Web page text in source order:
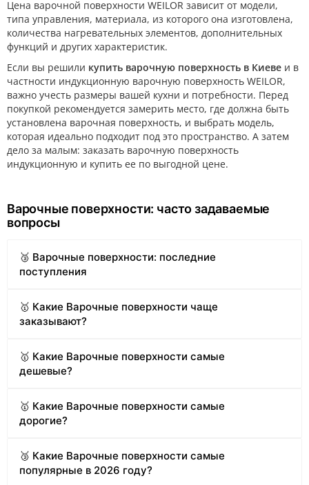
Цена варочной поверхности WEILOR зависит от модели,
типа управления, материала, из которого она изготовлена,
количества нагревательных элементов, дополнительных
функций и других характеристик.
Если вы решили купить варочную поверхность в Киеве и в
частности индукционную варочную поверхность WEILOR,
важно учесть размеры вашей кухни и потребности. Перед
покупкой рекомендуется замерить место, где должна быть
установлена варочная поверхность, и выбрать модель,
которая идеально подходит под это пространство. А затем
дело за малым: заказать варочную поверхность
индукционную и купить ее по выгодной цене.
Варочные поверхности: часто задаваемые
вопросы
🥉 Варочные поверхности: последние
поступления
🥇 Какие Варочные поверхности чаще
заказывают?
🥇 Какие Варочные поверхности самые
дешевые?
🥇 Какие Варочные поверхности самые
дорогие?
🥉 Какие Варочные поверхности самые
популярные в 2026 году?